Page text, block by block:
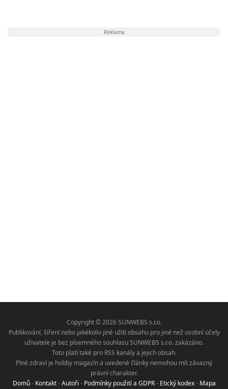
Reklama
Copyright © 2026 SUNWEBS s.r.o.
Publikování, šíření nebo jakékoliv jiné užití obsahu pro jiné než osobní účely
uživatele je bez písemného souhlasu SUNWEBS s.r.o. zakázáno.
Toto platí také pro RSS kanály a jejich obsah.
Plné zdraví je hobby magazín a uvedené články nemohou mít závazný
právní charakter.
Domů- Kontakt-Autoři - Podmínky použití a GDPR- Etický kodex- Mapa